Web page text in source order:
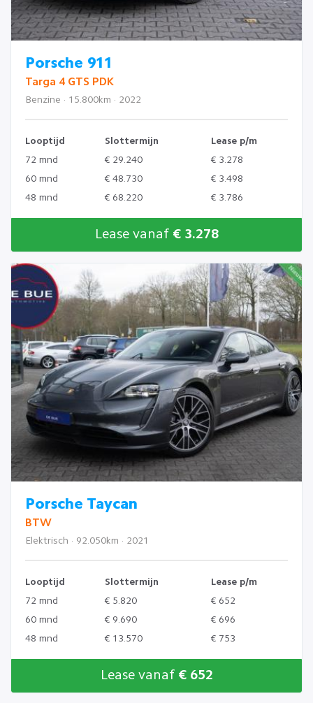
Porsche 911
Targa 4 GTS PDK
Benzine · 15.800km · 2022
Looptijd Slottermijn
Lease p/m
72 mnd
€ 29.240
€ 3.278
60 mnd
€ 48.730
€ 3.498
48 mnd
€ 68.220 € 3.786
Lease vanaf € 3.278
Porsche Taycan
BTW
Elektrisch · 92.050km · 2021
Looptijd Slottermijn
Lease p/m
72 mnd
€ 5.820
€ 652
60 mnd
€ 9.690
€ 696
48 mnd
€ 13.570 € 753
Lease vanaf € 652